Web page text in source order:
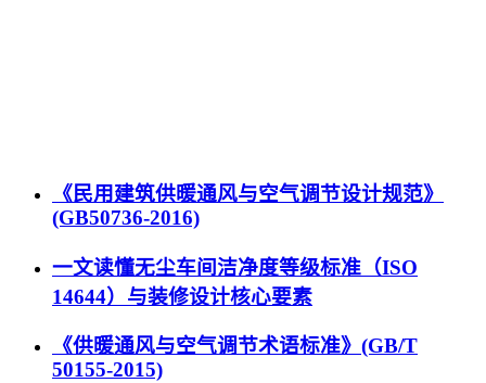
《民用建筑供暖通风与空气调节设计规范》
(GB50736-2016)
一文读懂无尘车间洁净度等级标准（ISO
14644）与装修设计核心要素
《供暖通风与空气调节术语标准》(GB/T
50155-2015)